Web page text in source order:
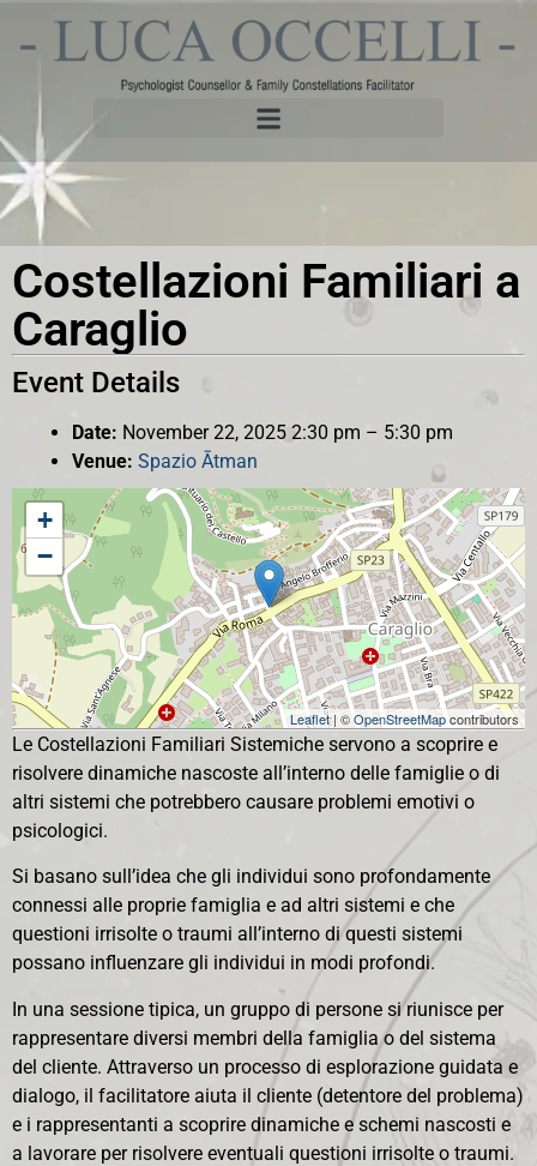
Costellazioni Familiari a
Caraglio
Event Details
Date: November 22, 2025 2:30 pm – 5:30 pm
Venue: Spazio Ātman
+
−
Leaflet| ©OpenStreetMapcontributors
Le Costellazioni Familiari Sistemiche servono a scoprire e
risolvere dinamiche nascoste all’interno delle famiglie o di
altri sistemi che potrebbero causare problemi emotivi o
psicologici.
Si basano sull’idea che gli individui sono profondamente
connessi alle proprie famiglia e ad altri sistemi e che
questioni irrisolte o traumi all’interno di questi sistemi
possano influenzare gli individui in modi profondi.
In una sessione tipica, un gruppo di persone si riunisce per
rappresentare diversi membri della famiglia o del sistema
del cliente. Attraverso un processo di esplorazione guidata e
dialogo, il facilitatore aiuta il cliente (detentore del problema)
e i rappresentanti a scoprire dinamiche e schemi nascosti e
a lavorare per risolvere eventuali questioni irrisolte o traumi.